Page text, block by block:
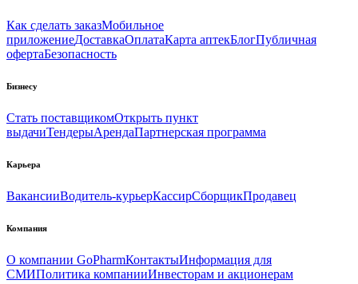
Как сделать заказМобильное
приложениеДоставкаОплатаКарта аптекБлогПубличная
офертаБезопасность
Бизнесу
Стать поставщикомОткрыть пункт
выдачиТендерыАрендаПартнерская программа
Карьера
ВакансииВодитель-курьерКассирСборщикПродавец
Компания
О компании GoPharmКонтактыИнформация для
СМИПолитика компанииИнвесторам и акционерам